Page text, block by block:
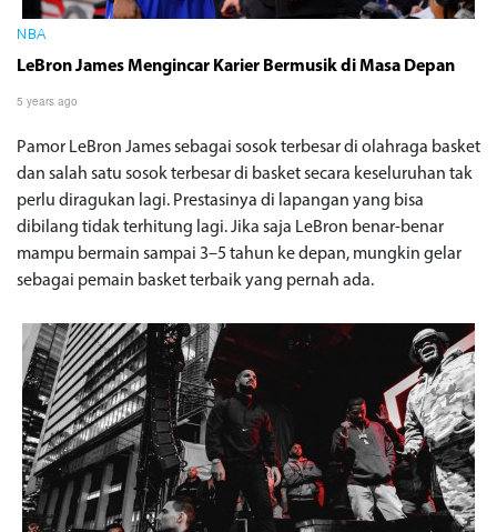
NBA
LeBron James Mengincar Karier Bermusik di Masa Depan
5 years ago
Pamor LeBron James sebagai sosok terbesar di olahraga basket
dan salah satu sosok terbesar di basket secara keseluruhan tak
perlu diragukan lagi. Prestasinya di lapangan yang bisa
dibilang tidak terhitung lagi. Jika saja LeBron benar-benar
mampu bermain sampai 3–5 tahun ke depan, mungkin gelar
sebagai pemain basket terbaik yang pernah ada.